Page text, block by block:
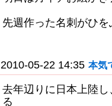
先週作った名刺がひ
2010-05-22 14:35 本気
去年辺りに日本上陸
る